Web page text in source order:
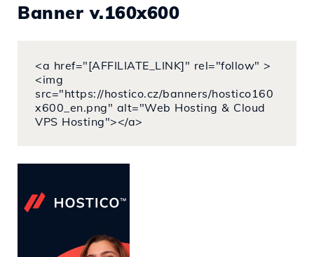
Banner v.160x600
<a href="[AFFILIATE_LINK]" rel="follow" >
<img
src="https://hostico.cz/banners/hostico160
x600_en.png" alt="Web Hosting & Cloud
VPS Hosting"></a>